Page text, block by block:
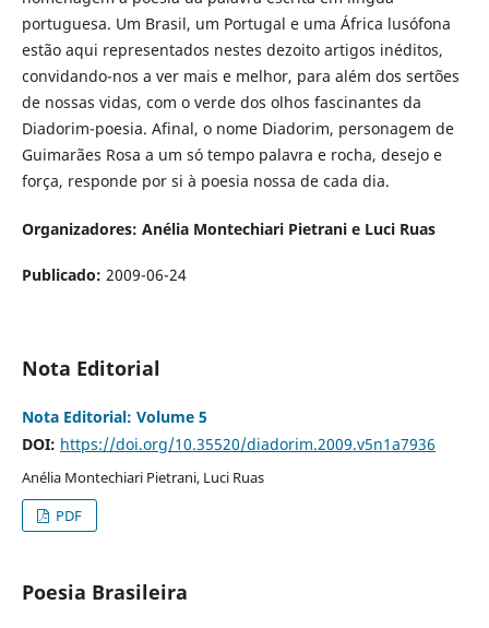
portuguesa. Um Brasil, um Portugal e uma África lusófona
estão aqui representados nestes dezoito artigos inéditos,
convidando-nos a ver mais e melhor, para além dos sertões
de nossas vidas, com o verde dos olhos fascinantes da
Diadorim-poesia. Afinal, o nome Diadorim, personagem de
Guimarães Rosa a um só tempo palavra e rocha, desejo e
força, responde por si à poesia nossa de cada dia.
Organizadores: Anélia Montechiari Pietrani e Luci Ruas
Publicado: 2009-06-24
Nota Editorial
Nota Editorial: Volume 5
DOI: https://doi.org/10.35520/diadorim.2009.v5n1a7936
Anélia Montechiari Pietrani, Luci Ruas
PDF
Poesia Brasileira